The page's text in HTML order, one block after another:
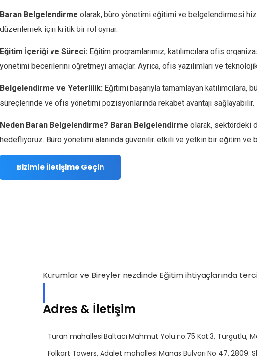
Baran Belgelendirme olarak, büro yönetimi eğitimi ve belgelendirmesi
düzenlemek için kritik bir rol oynar.
Eğitim İçeriği ve Süreci: Eğitim programlarımız, katılımcılara ofis
yönetimi becerilerini öğretmeyi amaçlar. Ayrıca, ofis yazılımları ve
Belgelendirme ve Yeterlilik: Eğitimi başarıyla tamamlayan
süreçlerinde ve ofis yönetimi pozisyonlarında rekabet avantajı sağlayabilir.
Neden Baran Belgelendirme? Baran Belgelendirme olarak, sektördeki
hedefliyoruz. Büro yönetimi alanında güvenilir, etkili ve yetkin bir eğitim ve
Bizimle İletişime Geçin
Kurumlar ve Bireyler nezdinde Eğitim ihtiyaçlarında
Adres & İletişim
Turan mahallesi.Baltacı Mahmut Yolu.no:75 Kat:3, Turgutlu,
Folkart Towers, Adalet mahallesi Manas Bulvarı No 47, 2809.